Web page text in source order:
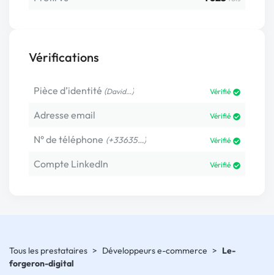
Vérifications
Pièce d’identité (David… ) Vérifié
Adresse email Vérifié
N° de téléphone (+33635…) Vérifié
Compte LinkedIn Vérifié
Tous les prestataires > Développeurs e-commerce > Le-
forgeron-digital